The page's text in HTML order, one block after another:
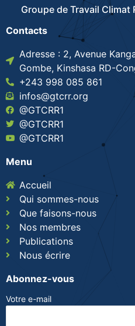
Groupe de Travail Climat
Contacts
Adresse : 2, Avenue
Gombe, Kinshasa RD-
+243 998 085 861
infos@gtcrr.org
@GTCRR1
@GTCRR1
@GTCRR1
Menu
Accueil
Qui sommes-nous
Que faisons-nous
Nos membres
Publications
Nous écrire
Abonnez-vous
Votre e-mail